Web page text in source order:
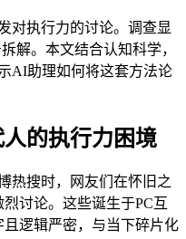
对执行力的讨论。调查显
解。本文结合认知科学，
AI助理如何将这套方法论
的执行力困境
热搜时，网友们在怀旧之
讨论。这些诞生于PC互
逻辑严密，与当下碎片化